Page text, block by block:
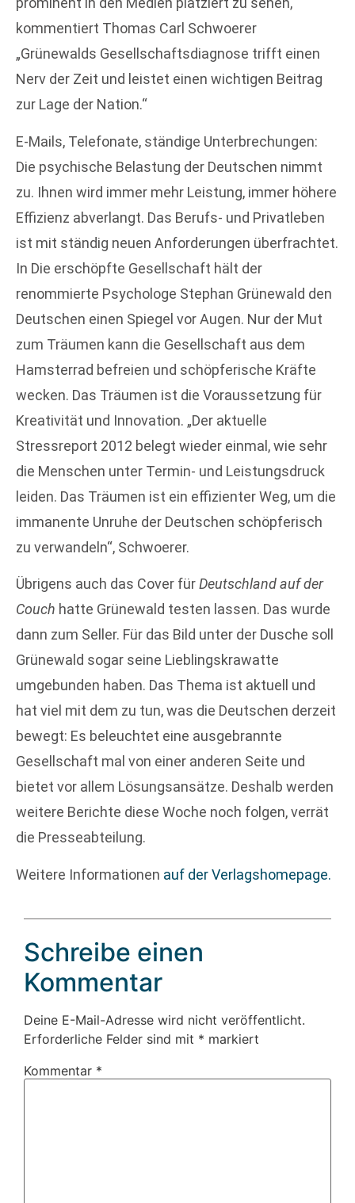
kommentiert Thomas Carl Schwoerer
„Grünewalds Gesellschaftsdiagnose trifft einen
Nerv der Zeit und leistet einen wichtigen Beitrag
zur Lage der Nation.“
E-Mails, Telefonate, ständige Unterbrechungen:
Die psychische Belastung der Deutschen nimmt
zu. Ihnen wird immer mehr Leistung, immer höhere
Effizienz abverlangt. Das Berufs- und Privatleben
ist mit ständig neuen Anforderungen überfrachtet.
In Die erschöpfte Gesellschaft hält der
renommierte Psychologe Stephan Grünewald den
Deutschen einen Spiegel vor Augen. Nur der Mut
zum Träumen kann die Gesellschaft aus dem
Hamsterrad befreien und schöpferische Kräfte
wecken. Das Träumen ist die Voraussetzung für
Kreativität und Innovation. „Der aktuelle
Stressreport 2012 belegt wieder einmal, wie sehr
die Menschen unter Termin- und Leistungsdruck
leiden. Das Träumen ist ein effizienter Weg, um die
immanente Unruhe der Deutschen schöpferisch
zu verwandeln“, Schwoerer.
Übrigens auch das Cover fürDeutschland auf der
Couch hatte Grünewald testen lassen. Das wurde
dann zum Seller. Für das Bild unter der Dusche soll
Grünewald sogar seine Lieblingskrawatte
umgebunden haben. Das Thema ist aktuell und
hat viel mit dem zu tun, was die Deutschen derzeit
bewegt: Es beleuchtet eine ausgebrannte
Gesellschaft mal von einer anderen Seite und
bietet vor allem Lösungsansätze. Deshalb werden
weitere Berichte diese Woche noch folgen, verrät
die Presseabteilung.
Weitere Informationen auf der Verlagshomepage.
Schreibe einen
Kommentar
Deine E-Mail-Adresse wird nicht veröffentlicht.
Erforderliche Felder sind mit * markiert
Kommentar *